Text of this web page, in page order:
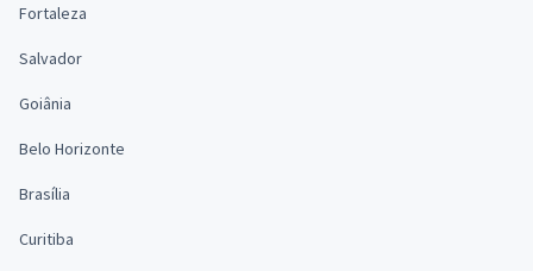
Fortaleza
Salvador
Goiânia
Belo Horizonte
Brasília
Curitiba